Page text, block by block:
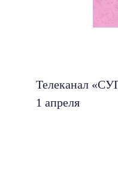
Телеканал
1 апреля